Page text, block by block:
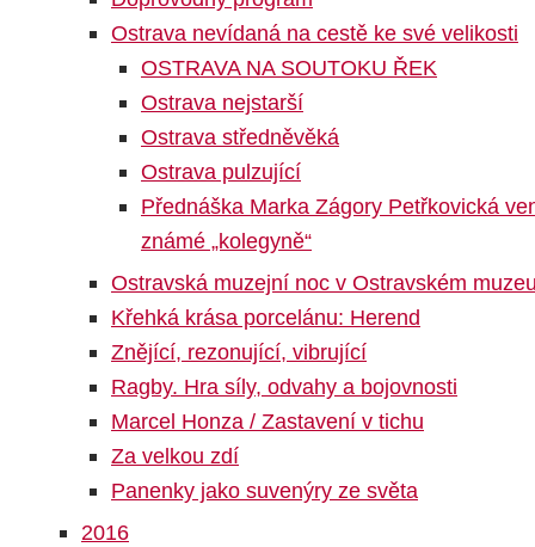
Ostrava nevídaná na cestě ke své velikosti
OSTRAVA NA SOUTOKU ŘEK
Ostrava nejstarší
Ostrava středněvěká
Ostrava pulzující
Přednáška Marka Zágory Petřkovická
známé „kolegyně“
Ostravská muzejní noc v Ostravském
Křehká krása porcelánu: Herend
Znějící, rezonující, vibrující
Ragby. Hra síly, odvahy a bojovnosti
Marcel Honza / Zastavení v tichu
Za velkou zdí
Panenky jako suvenýry ze světa
2016